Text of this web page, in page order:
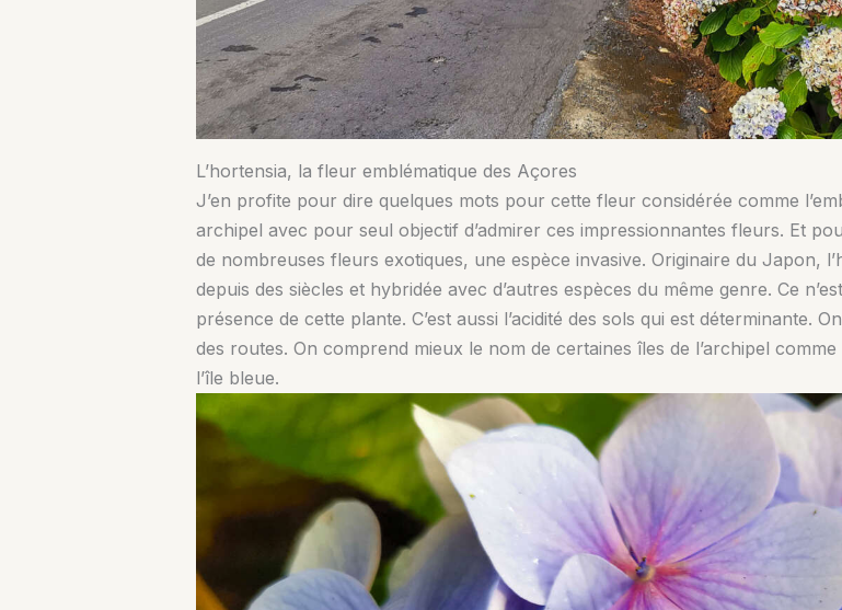
L’hortensia, la fleur emblématique des Açores
J’en profite pour dire quelques mots pour cette fleur considérée comme
archipel avec pour seul objectif d’admirer ces impressionnantes fleurs. Et
de nombreuses fleurs exotiques, une espèce invasive. Originaire du Japon,
depuis des siècles et hybridée avec d’autres espèces du même genre. Ce
présence de cette plante. C’est aussi l’acidité des sols qui est déterminante.
des routes. On comprend mieux le nom de certaines îles de l’archipel
l’île bleue.